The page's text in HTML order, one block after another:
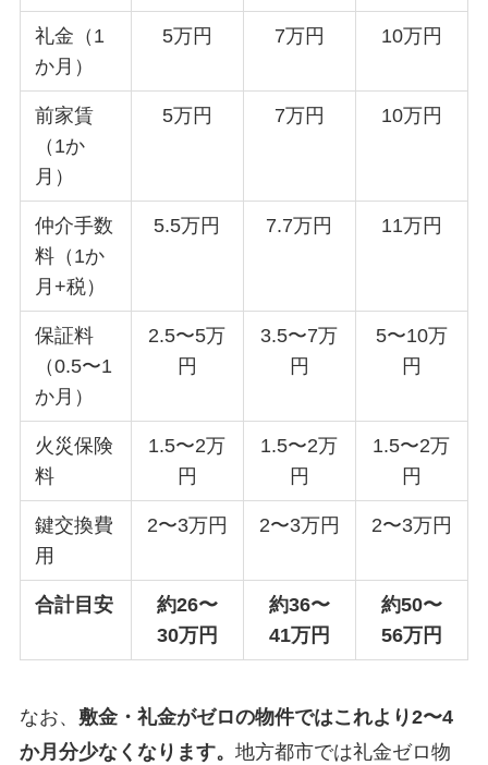
礼金（1
か月）
5万円 7万円 10万円
前家賃
（1か
月）
5万円 7万円 10万円
仲介手数
料（1か
月+税）
5.5万円 7.7万円 11万円
保証料
（0.5〜1
か月）
2.5〜5万
円
3.5〜7万
円
5〜10万
円
火災保険
料
1.5〜2万
円
1.5〜2万
円
1.5〜2万
円
鍵交換費
用
2〜3万円 2〜3万円 2〜3万円
合計目安
約26〜
30万円
約36〜
41万円
約50〜
56万円
なお、 敷金・礼金がゼロの物件ではこれより2〜4
か月分少なくなります。 地方都市では礼金ゼロ物